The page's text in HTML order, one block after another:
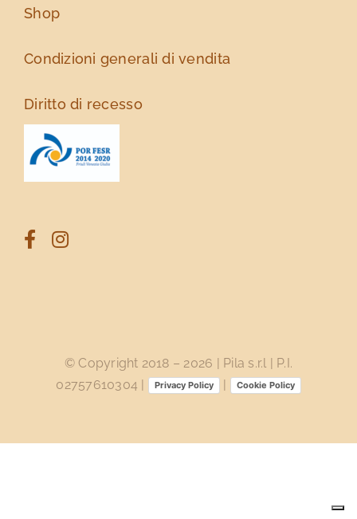
Shop
Condizioni generali di vendita
Diritto di recesso
© Copyright 2018 – 2026 | Pila s.r.l | P.I.
02757610304 |
Privacy Policy | Cookie Policy